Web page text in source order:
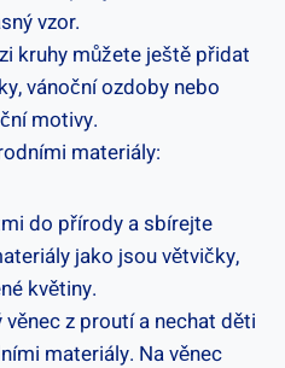
vzor.
kruhy můžete ještě přidat
vánoční ozdoby nebo
motivy.
materiály:
do přírody a sbírejte
jako jsou větvičky,
květiny.
z proutí a nechat děti
materiály. Na věnec